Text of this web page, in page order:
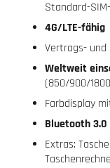
Standard-
4G/LTE-fähig
Vertrags- und
Weltweit
(850/900/
Farbdisplay
Bluetooth 3.0
Extras: